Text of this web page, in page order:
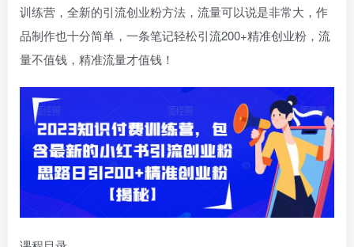
训练营，全新的引流创业粉方法，流量可以说是非常大，作
品制作也十分简单，一条笔记轻松引流200+精准创业粉，流
量不值钱，精准流量才值钱！